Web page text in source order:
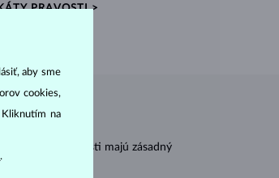
PRAVOSTI >
). Tieto vlastnosti majú zásadný
aby sme
cookies,
Kliknutím na
.